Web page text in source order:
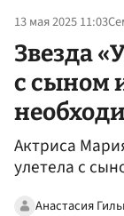
13 мая 2025 11:03
Звезда
с сыном
Актриса
улетела с
Анастасия